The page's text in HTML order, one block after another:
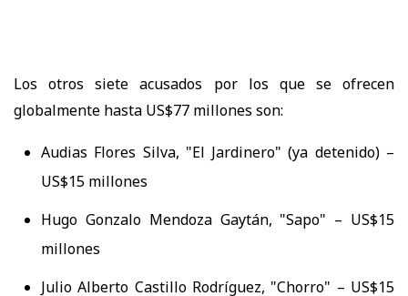
Los otros siete acusados por los que se ofrecen
globalmente hasta US$77 millones son:
Audias Flores Silva, "El Jardinero" (ya detenido) –
US$15 millones
Hugo Gonzalo Mendoza Gaytán, "Sapo" – US$15
millones
Julio Alberto Castillo Rodríguez, "Chorro" – US$15